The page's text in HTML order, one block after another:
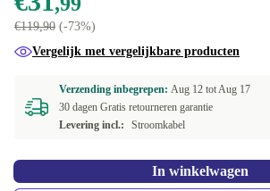
€119,90 (-73%)
Vergelijk met vergelijkbare producten
Verzending inbegrepen: Aug 12 totAug 17
30 dagen Gratis retourneren garantie
Levering incl.:
Stroomkabel
In winkelwagen